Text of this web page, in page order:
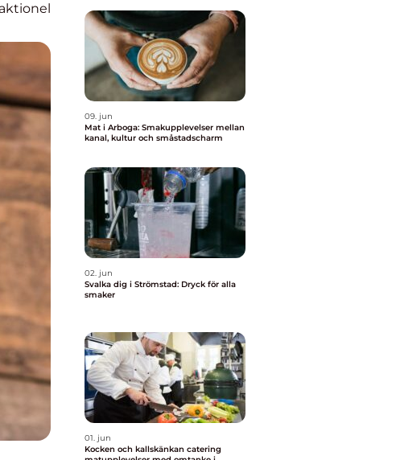
09. jun
Mat i Arboga: Smakupplevelser mellan
kanal, kultur och småstadscharm
02. jun
Svalka dig i Strömstad: Dryck för alla
smaker
01. jun
Kocken och kallskänkan catering